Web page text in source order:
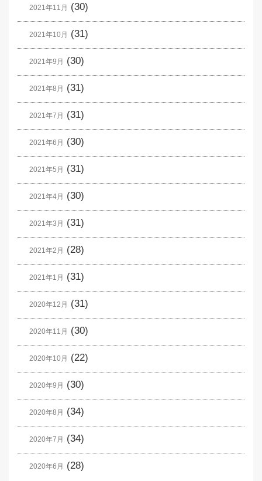
2021年11月 (30)
2021年10月 (31)
2021年9月 (30)
2021年8月 (31)
2021年7月 (31)
2021年6月 (30)
2021年5月 (31)
2021年4月 (30)
2021年3月 (31)
2021年2月 (28)
2021年1月 (31)
2020年12月 (31)
2020年11月 (30)
2020年10月 (22)
2020年9月 (30)
2020年8月 (34)
2020年7月 (34)
2020年6月 (28)